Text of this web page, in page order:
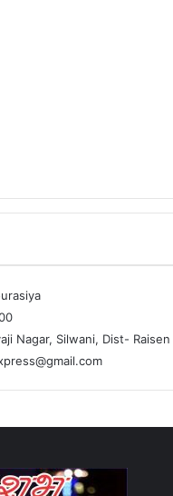
Nagar, Silwani, Dist- Raisen